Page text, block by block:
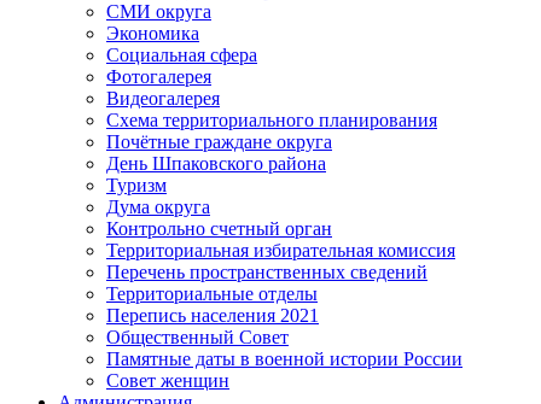
СМИ округа
Экономика
Социальная сфера
Фотогалерея
Видеогалерея
Схема территориального планирования
Почётные граждане округа
День Шпаковского района
Туризм
Дума округа
Контрольно счетный орган
Территориальная избирательная комиссия
Перечень пространственных сведений
Территориальные отделы
Перепись населения 2021
Общественный Совет
Памятные даты в военной истории России
Совет женщин